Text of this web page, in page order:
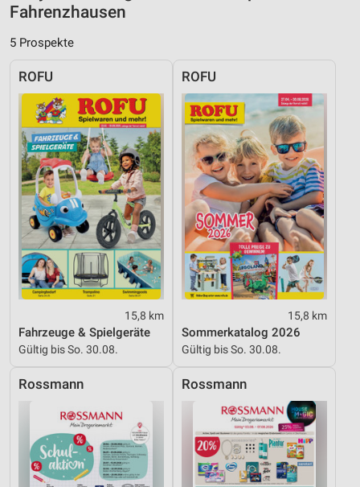
Fahrenzhausen
5 Prospekte
ROFU
15,8 km
Fahrzeuge & Spielgeräte
Gültig bis So. 30.08.
ROFU
15,8 km
Sommerkatalog 2026
Gültig bis So. 30.08.
Rossmann Rossmann
Inhalten
Geräte anhand von aktiv angeforderten
Informationen identifizieren
Nicht-IAB-Verarbeitungszwecke:
Notwendig
Performance
Funktional
Werbung